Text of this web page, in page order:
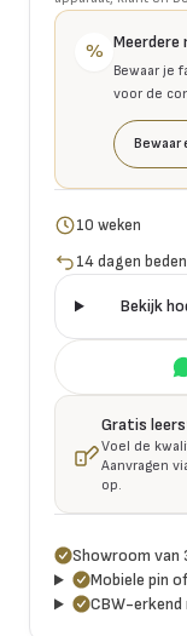
% Meerdere
Bewaar je
voor de
Bewaar
10 weken
14 dagen
Bekijk
Gratis
Voel de
Aanvragen
op.
Showroom van
Mobiele pin
CBW-erkend